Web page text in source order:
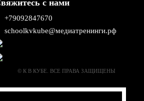
с нами
+79092847670
schoolkvkube@медиатренинги.рф
© К В КУБЕ. ВСЕ ПРАВА ЗАЩИЩЕНЫ